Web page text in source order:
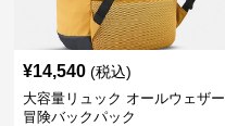
¥14,540 (税込)
大容量リュック オールウェザー
冒険バックパック